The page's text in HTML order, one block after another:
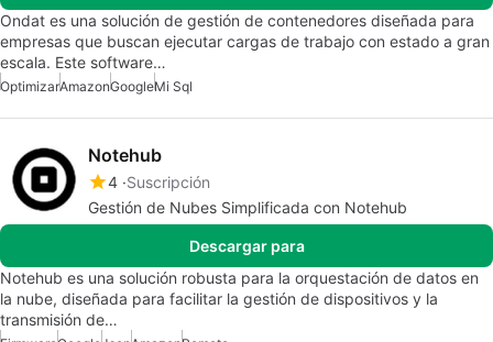
Ondat es una solución de gestión de contenedores diseñada para
empresas que buscan ejecutar cargas de trabajo con estado a gran
escala. Este software…
OptimizarAmazonGoogleMi Sql
Notehub
4 Suscripción
Gestión de Nubes Simplificada con Notehub
Descargar para
Notehub es una solución robusta para la orquestación de datos en
la nube, diseñada para facilitar la gestión de dispositivos y la
transmisión de…